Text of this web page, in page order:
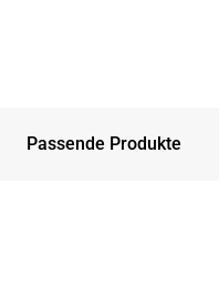
Passende Produkte